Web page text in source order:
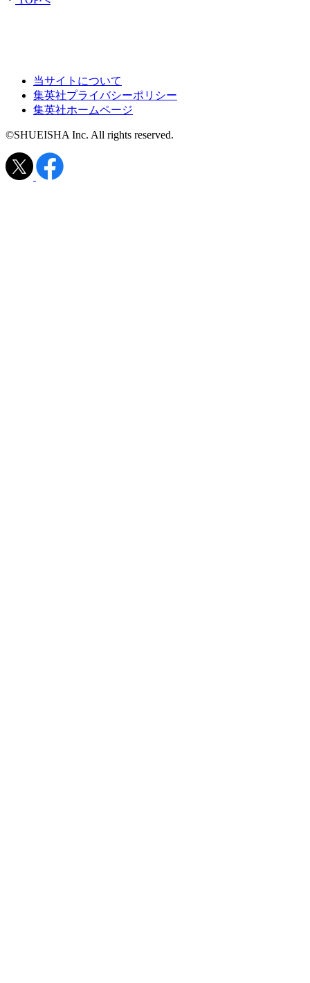
当サイトについて
集英社プライバシーポリシー
集英社ホームページ
©SHUEISHA Inc. All rights reserved.